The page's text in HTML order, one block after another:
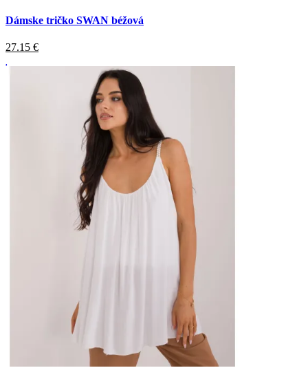
Dámske tričko SWAN béžová
27.15 €